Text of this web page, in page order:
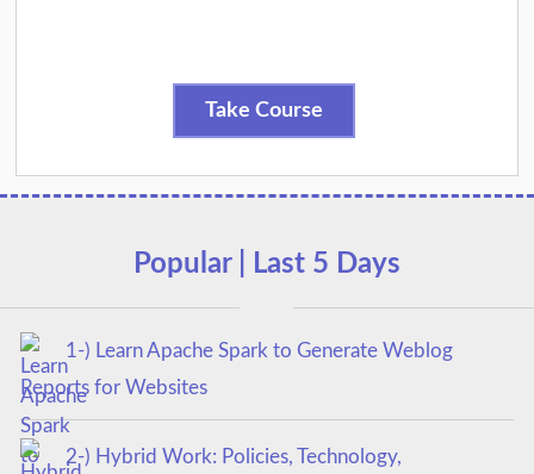
Take Course
Popular | Last 5 Days
1-) Learn Apache Spark to Generate Weblog
Reports for Websites
2-) Hybrid Work: Policies, Technology,